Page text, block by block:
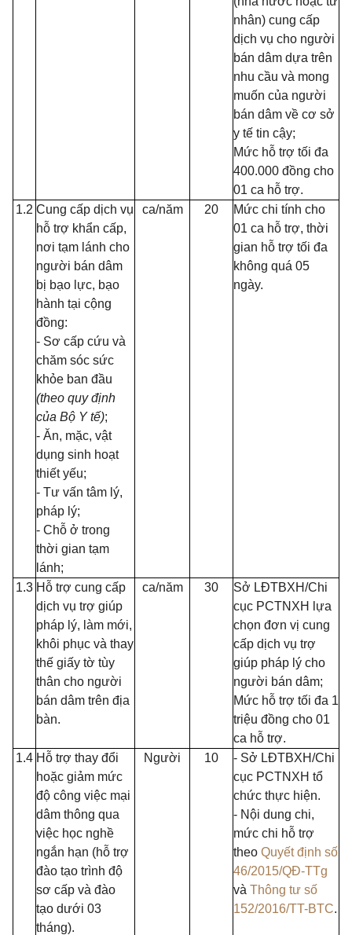
nhân) cung cấp
dịch vụ cho người
bán dâm dựa trên
nhu cầu và mong
muốn của người
bán dâm về cơ sở
y tế tin cậy;
Mức hỗ trợ tối đa
400.000 đồng cho
01 ca hỗ trợ.
1.2 Cung cấp dịch vụ
hỗ trợ khẩn cấp,
nơi tạm l ánh cho
người bán dâm
bị bạo lực, bạo
hành tại cộng
đồng:
- Sơ cấp cứu và
chăm sóc sức
khỏe ban đầu
(theo quy định
của Bộ Y tế);
- Ăn, mặc, vật
dụng sinh hoạt
thiết yếu;
- Tư vấn tâm lý,
pháp lý;
- Chỗ ở trong
thời gian tạm
lánh;
ca/năm 20
Mức chi tính cho
01 ca hỗ trợ, thời
gian hỗ trợ tối đa
không quá 05
ngày.
1.3 Hỗ trợ cung cấp
dịch vụ trợ giúp
pháp lý, làm mới,
khôi phục và thay
thế giấy tờ tùy
thân cho người
bán dâm trên địa
bàn.
ca/năm 30
Sở LĐTBXH/Chi
cục PCTNXH lựa
chọn đơn vị cung
cấp dịch vụ trợ
giúp pháp lý cho
người bán dâm;
Mức hỗ trợ tối đa 1
triệu đồng cho 01
ca hỗ trợ.
1.4 Hỗ trợ thay đổi
hoặc giảm mức
độ công việc mại
dâm thông qua
việc học nghề
ngắn hạn (hỗ trợ
đào tạo trình độ
sơ cấp và đào
tạo dưới 03
tháng).
Người 10
- Sở LĐTBXH/Chi
cục PCTNXH tổ
chức thực hiện.
- Nội dung chi,
mức chi hỗ trợ
theo Quyết định số
46/2015/QĐ-TTg
và Thông tư số
152/2016/TT-BTC.